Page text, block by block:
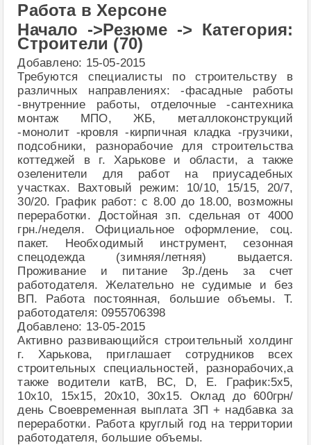
Работа в Херсоне
Начало ->Резюме -> Категория:
Строители (70)
Добавлено: 15-05-2015
Требуются специалисты по строительству в
различных направлениях: -фасадные работы
-внутренние работы, отделочные -сантехника
монтаж МПО, ЖБ, металлоконструкций
-монолит -кровля -кирпичная кладка -грузчики,
подсобники, разнорабочие для строительства
коттеджей в г. Харькове и области, а также
озеленители для работ на приусадебных
участках. Вахтовый режим: 10/10, 15/15, 20/7,
30/20. График работ: с 8.00 до 18.00, возможны
переработки. Достойная зп. сдельная от 4000
грн./неделя. Официальное оформление, соц.
пакет. Необходимый инструмент, сезонная
спецодежда (зимняя/летняя) выдается.
Проживание и питание 3р./день за счет
работодателя. Желательно не судимые и без
ВП. Работа постоянная, большие объемы. Т.
работодателя: 0955706398
Добавлено: 13-05-2015
Активно развивающийся строительный холдинг
г. Харькова, приглашает сотрудников всех
строительных специальностей, разнорабочих,а
также водители катB, BC, D, Е. График:5х5,
10х10, 15х15, 20х10, 30х15. Оклад до 600грн/
день Своевременная выплата ЗП + надбавка за
переработки. Работа круглый год на территории
работодателя, большие объемы.